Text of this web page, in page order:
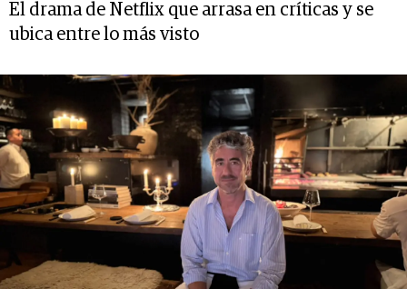
El drama de Netflix que arrasa en críticas y se
ubica entre lo más visto